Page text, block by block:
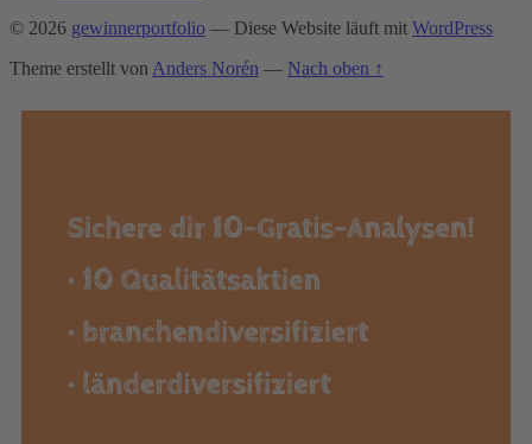
© 2026 gewinnerportfolio — Diese Website läuft mit WordPress
Theme erstellt von Anders Norén — Nach oben ↑